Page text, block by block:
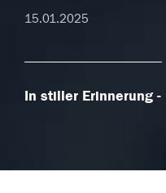
15.01.2025
In stiller Erinnerung